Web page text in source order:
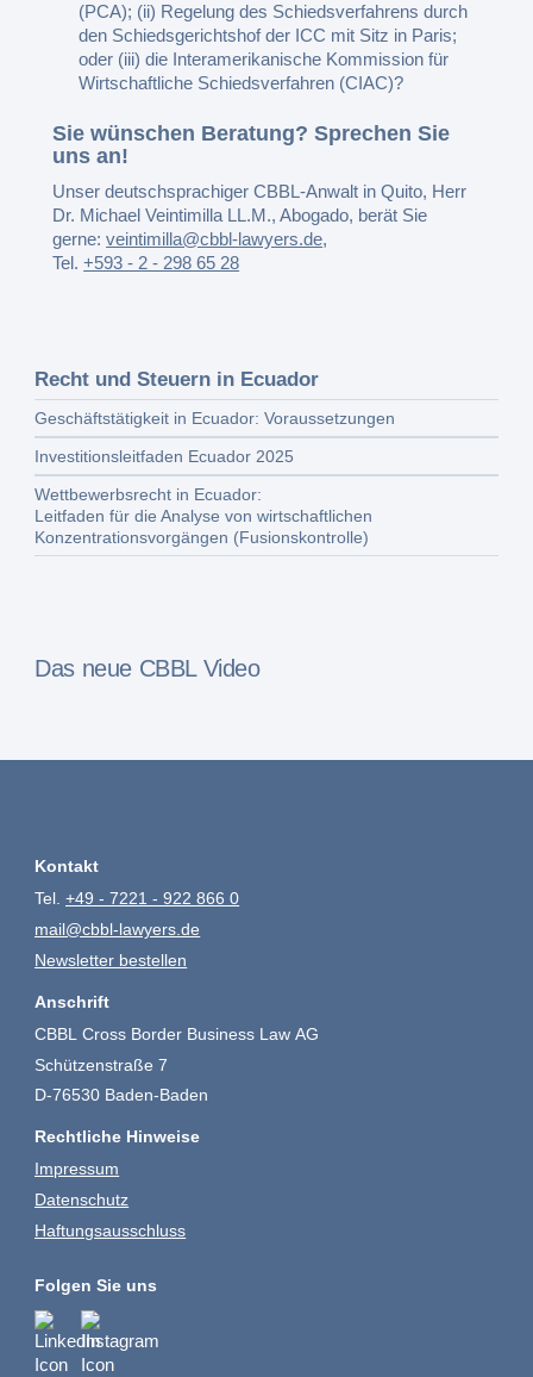
(PCA); (ii) Regelung des Schiedsverfahrens durch
den Schiedsgerichtshof der ICC mit Sitz in Paris;
oder (iii) die Interamerikanische Kommission für
Wirtschaftliche Schiedsverfahren (CIAC)?
Sie wünschen Beratung? Sprechen Sie
uns an!
Unser deutschsprachiger CBBL-Anwalt in Quito, Herr
Dr. Michael Veintimilla LL.M., Abogado, berät Sie
gerne:veintimilla@cbbl-lawyers.de,
Tel.+593 - 2 - 298 65 28
Recht und Steuern in Ecuador
Geschäftstätigkeit in Ecuador: Voraussetzungen
Investitionsleitfaden Ecuador 2025
Wettbewerbsrecht in Ecuador:
Leitfaden für die Analyse von wirtschaftlichen
Konzentrationsvorgängen (Fusionskontrolle)
Das neue CBBL Video
Kontakt
Tel.+49 - 7221 - 922 866 0
mail@cbbl-lawyers.de
Newsletter bestellen
Anschrift
CBBL Cross Border Business Law AG
Schützenstraße 7
D-76530 Baden-Baden
Rechtliche Hinweise
Impressum
Datenschutz
Haftungsausschluss
Folgen Sie uns